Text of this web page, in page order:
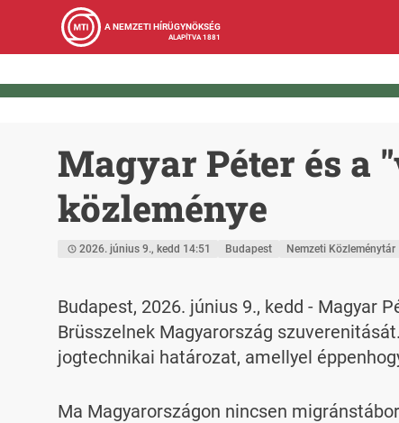
A NEMZETI HÍRÜGYNÖKSÉG
ALAPÍTVA 1881
Magyar Péter és a
közleménye
2026. június 9., kedd 14:51 Budapest Nemzeti Közleménytár
Budapest, 2026. június 9., kedd - Magyar
Brüsszelnek Magyarország
jogtechnikai határozat, amellyel
Ma Magyarországon nincsen